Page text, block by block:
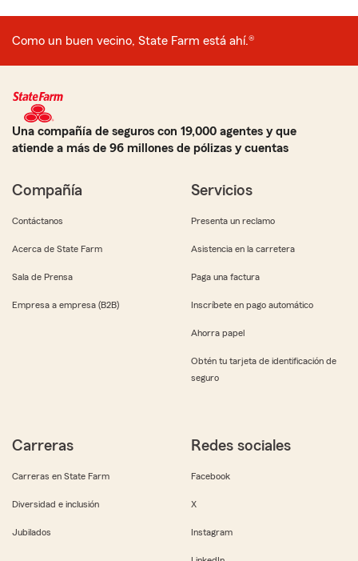
Como un buen vecino, State Farm está ahí.®
Una compañía de seguros con 19,000 agentes y que
atiende a más de 96 millones de pólizas y cuentas
Compañía
Contáctanos
Acerca de State Farm
Sala de Prensa
Empresa a empresa (B2B)
Servicios
Presenta un reclamo
Asistencia en la carretera
Paga una factura
Inscríbete en pago automático
Ahorra papel
Obtén tu tarjeta de identificación de
seguro
Carreras
Carreras en State Farm
Diversidad e inclusión
Jubilados
Redes sociales
Facebook
X
Instagram